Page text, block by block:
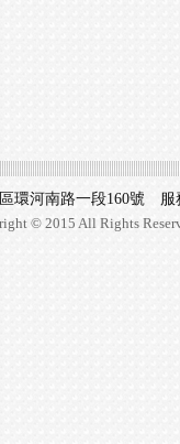
環河南路一段160號 服
© 2015 All Rights